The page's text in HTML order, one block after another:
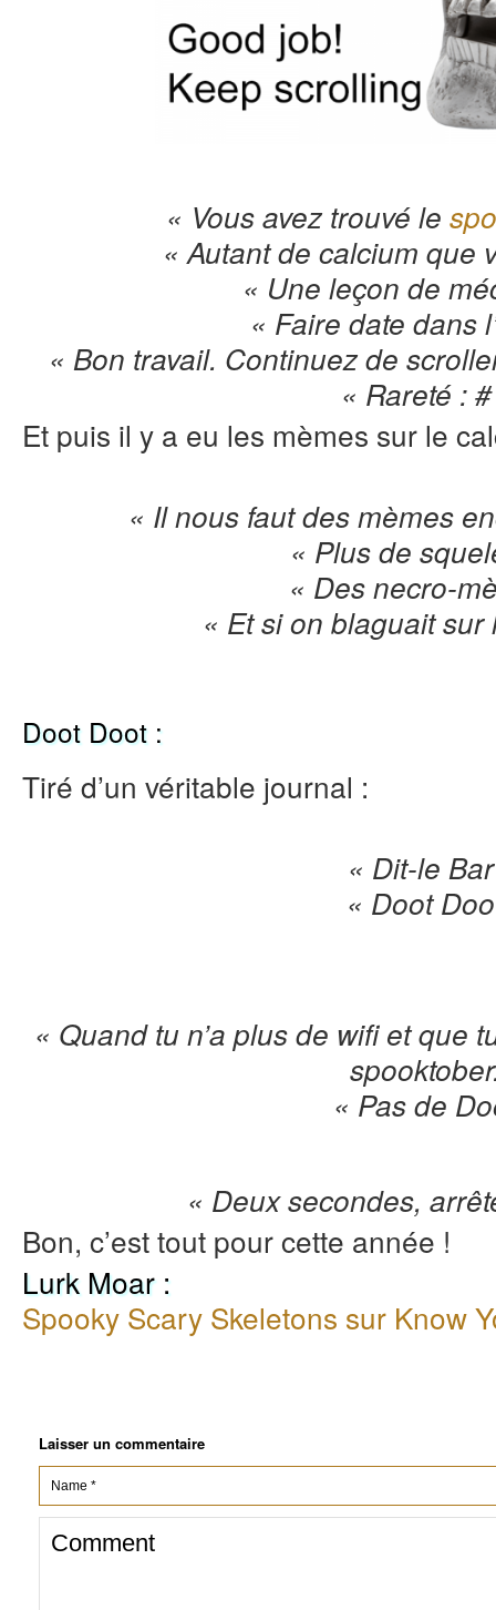
« Vous avez trouvé le
« Autant de calcium que
« Une leçon de
« Faire date dans
« Bon travail. Continuez de
« Rareté :
Et puis il y a eu les mèmes sur le
« Il nous faut des mèmes
« Plus de
« Des necro-
« Et si on blaguait
Doot Doot :
Tiré d’un véritable journal :
« Dit-le
« Doot
« Quand tu n’a plus de wifi et que
« Pas de
« Deux secondes,
Bon, c’est tout pour cette année !
Lurk Moar :
Spooky Scary Skeletons sur Know
Laisser un commentaire